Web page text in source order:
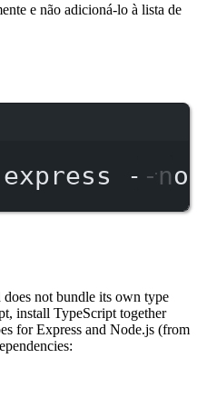
e não adicioná-lo à lista de
express --
not bundle its own type
install TypeScript together
for Express and Node.js (from